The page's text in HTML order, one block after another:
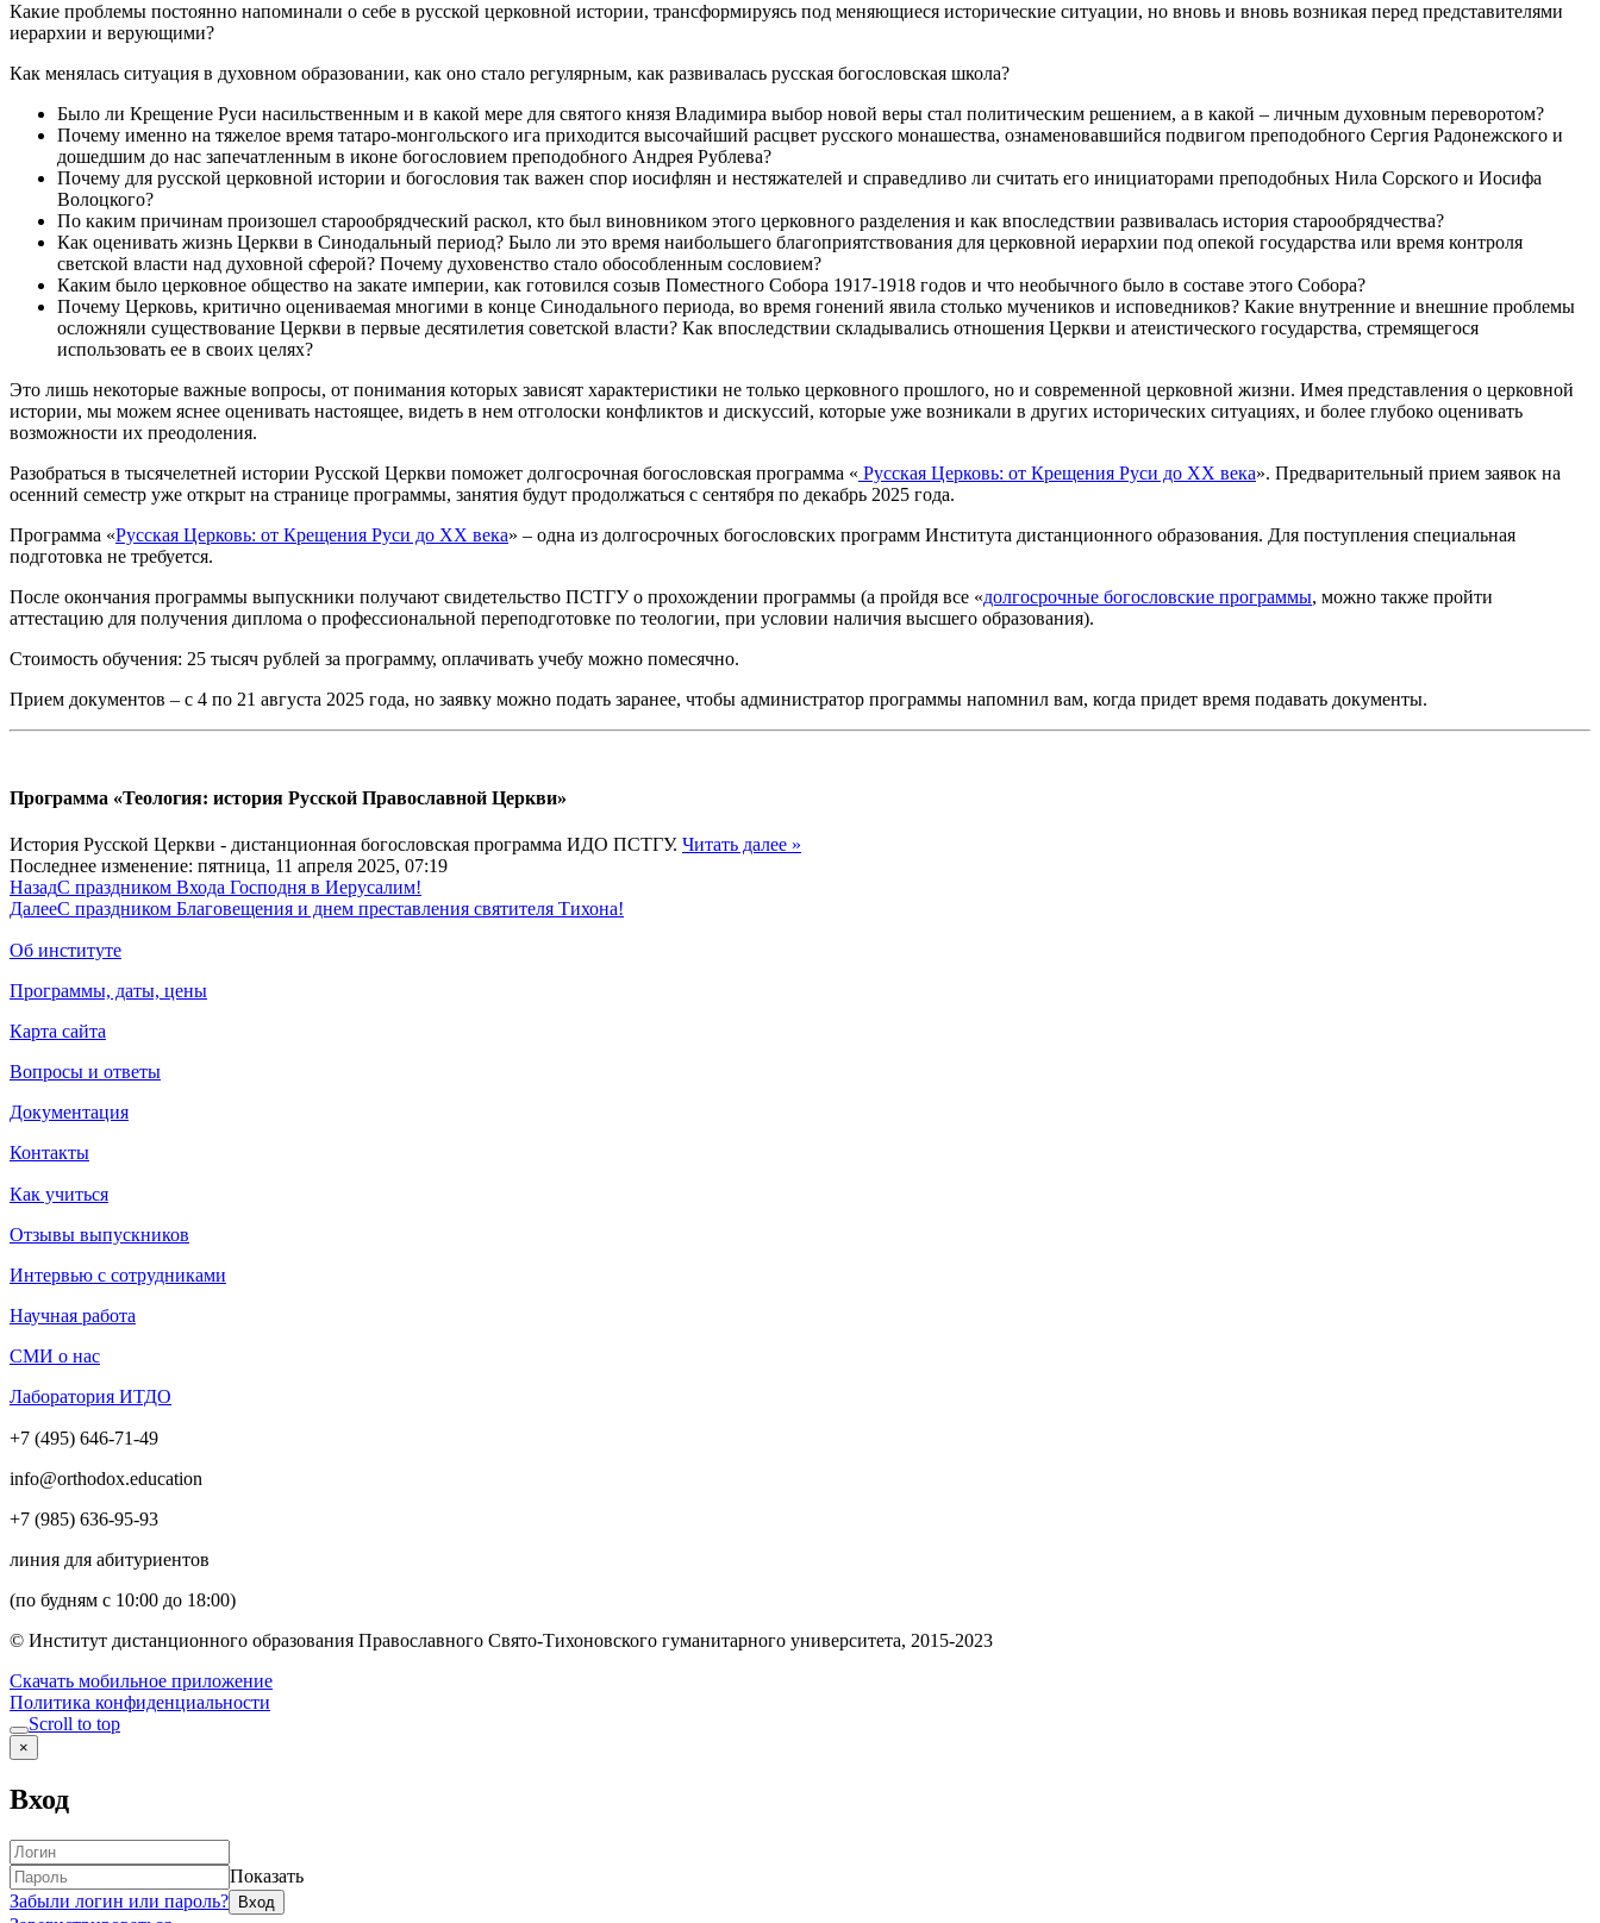
Какие проблемы постоянно напоминали о себе в русской церковной истории, трансформируясь под меняющиеся исторические ситуации, но вновь и вновь возникая перед представителями
иерархии и верующими?
Как менялась ситуация в духовном образовании, как оно стало регулярным, как развивалась русская богословская школа?
Было ли Крещение Руси насильственным и в какой мере для святого князя Владимира выбор новой веры стал политическим решением, а в какой – личным духовным переворотом?
Почему именно на тяжелое время татаро-монгольского ига приходится высочайший расцвет русского монашества, ознаменовавшийся подвигом преподобного Сергия Радонежского и
дошедшим до нас запечатленным в иконе богословием преподобного Андрея Рублева?
Почему для русской церковной истории и богословия так важен спор иосифлян и нестяжателей и справедливо ли считать его инициаторами преподобных Нила Сорского и Иосифа
Волоцкого?
По каким причинам произошел старообрядческий раскол, кто был виновником этого церковного разделения и как впоследствии развивалась история старообрядчества?
Как оценивать жизнь Церкви в Синодальный период? Было ли это время наибольшего благоприятствования для церковной иерархии под опекой государства или время контроля
светской власти над духовной сферой? Почему духовенство стало обособленным сословием?
Каким было церковное общество на закате империи, как готовился созыв Поместного Собора 1917-1918 годов и что необычного было в составе этого Собора?
Почему Церковь, критично оцениваемая многими в конце Синодального периода, во время гонений явила столько мучеников и исповедников? Какие внутренние и внешние проблемы
осложняли существование Церкви в первые десятилетия советской власти? Как впоследствии складывались отношения Церкви и атеистического государства, стремящегося
использовать ее в своих целях?
Это лишь некоторые важные вопросы, от понимания которых зависят характеристики не только церковного прошлого, но и современной церковной жизни. Имея представления о церковной
истории, мы можем яснее оценивать настоящее, видеть в нем отголоски конфликтов и дискуссий, которые уже возникали в других исторических ситуациях, и более глубоко оценивать
возможности их преодоления.
Разобраться в тысячелетней истории Русской Церкви поможет долгосрочная богословская программа « Русская Церковь: от Крещения Руси до XX века». Предварительный прием заявок на
осенний семестр уже открыт на странице программы, занятия будут продолжаться с сентября по декабрь 2025 года.
Программа «Русская Церковь: от Крещения Руси до XX века» – одна из долгосрочных богословских программ Института дистанционного образования. Для поступления специальная
подготовка не требуется.
После окончания программы выпускники получают свидетельство ПСТГУ о прохождении программы (а пройдя все «долгосрочные богословские программы, можно также пройти
аттестацию для получения диплома о профессиональной переподготовке по теологии, при условии наличия высшего образования).
Стоимость обучения: 25 тысяч рублей за программу, оплачивать учебу можно помесячно.
Прием документов – с 4 по 21 августа 2025 года, но заявку можно подать заранее, чтобы администратор программы напомнил вам, когда придет время подавать документы.
Программа «Теология: история Русской Православной Церкви»
История Русской Церкви - дистанционная богословская программа ИДО ПСТГУ. Читать далее »
Последнее изменение: пятница, 11 апреля 2025, 07:19
НазадС праздником Входа Господня в Иерусалим!
ДалееС праздником Благовещения и днем преставления святителя Тихона!
Об институте
Программы, даты, цены
Карта сайта
Вопросы и ответы
Документация
Контакты
Как учиться
Отзывы выпускников
Интервью с сотрудниками
Научная работа
СМИ о нас
Лаборатория ИТДО
+7 (495) 646-71-49
info@orthodox.education
+7 (985) 636-95-93
линия для абитуриентов
(по будням с 10:00 до 18:00)
© Институт дистанционного образования Православного Свято-Тихоновского гуманитарного университета, 2015-2023
Скачать мобильное приложение
Политика конфиденциальности
Scroll to top
×
Вход
Показать
Забыли логин или пароль?